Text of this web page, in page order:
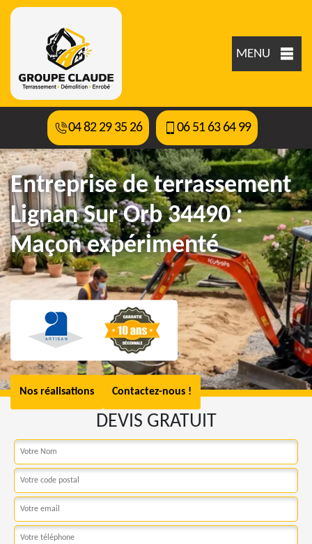
MENU
04 82 29 35 26 06 51 63 64 99
Entreprise de terrassement
Lignan Sur Orb 34490 :
Maçon expérimenté
Nos réalisations Contactez-nous !
DEVIS GRATUIT